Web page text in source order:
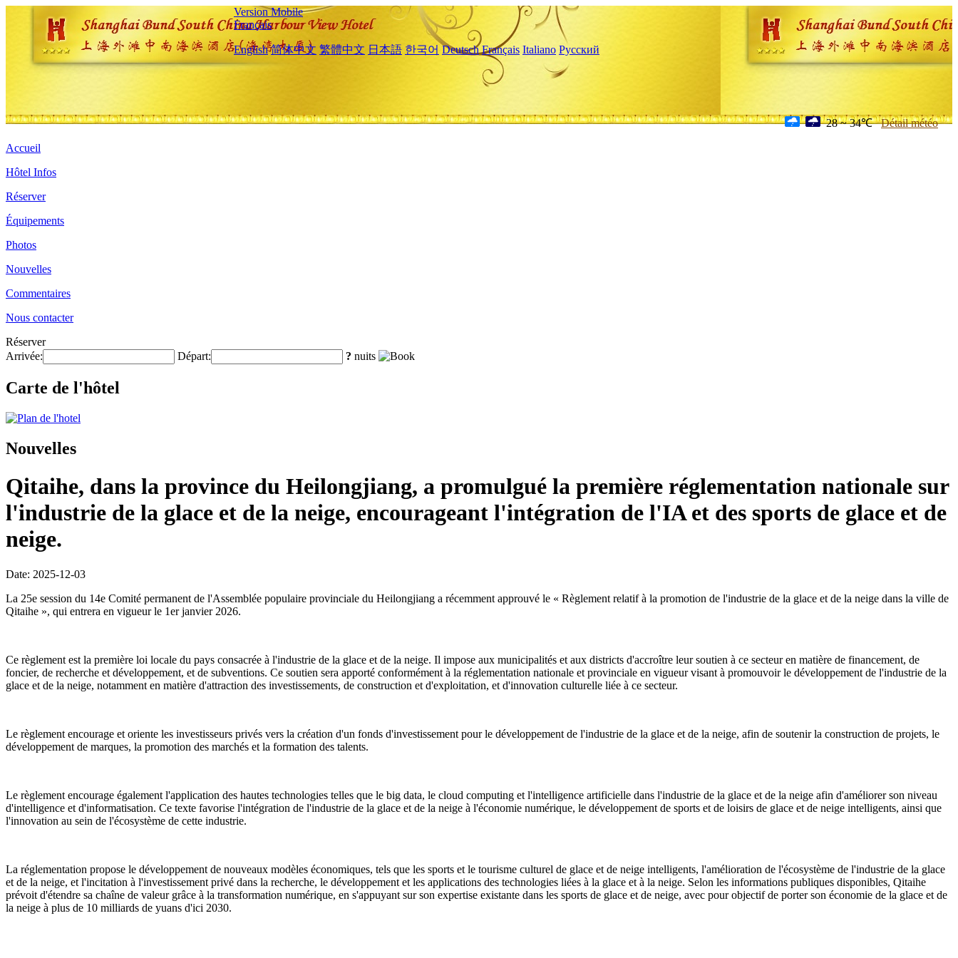
Version Mobile
Français
English 简体中文 繁體中文 日本語 한국어 Deutsch Français Italiano Русский
28 ~ 34℃ Détail météo
Accueil
Hôtel Infos
Réserver
Équipements
Photos
Nouvelles
Commentaires
Nous contacter
Réserver
Arrivée:
Départ: ? nuits
Carte de l'hôtel
Nouvelles
Qitaihe, dans la province du Heilongjiang, a promulgué la première réglementation nationale sur
l'industrie de la glace et de la neige, encourageant l'intégration de l'IA et des sports de glace et de
neige.
Date: 2025-12-03
La 25e session du 14e Comité permanent de l'Assemblée populaire provinciale du Heilongjiang a récemment approuvé le « Règlement relatif à la promotion de l'industrie de la glace et de la neige dans la ville de
Qitaihe », qui entrera en vigueur le 1er janvier 2026.
Ce règlement est la première loi locale du pays consacrée à l'industrie de la glace et de la neige. Il impose aux municipalités et aux districts d'accroître leur soutien à ce secteur en matière de financement, de
foncier, de recherche et développement, et de subventions. Ce soutien sera apporté conformément à la réglementation nationale et provinciale en vigueur visant à promouvoir le développement de l'industrie de la
glace et de la neige, notamment en matière d'attraction des investissements, de construction et d'exploitation, et d'innovation culturelle liée à ce secteur.
Le règlement encourage et oriente les investisseurs privés vers la création d'un fonds d'investissement pour le développement de l'industrie de la glace et de la neige, afin de soutenir la construction de projets, le
développement de marques, la promotion des marchés et la formation des talents.
Le règlement encourage également l'application des hautes technologies telles que le big data, le cloud computing et l'intelligence artificielle dans l'industrie de la glace et de la neige afin d'améliorer son niveau
d'intelligence et d'informatisation. Ce texte favorise l'intégration de l'industrie de la glace et de la neige à l'économie numérique, le développement de sports et de loisirs de glace et de neige intelligents, ainsi que
l'innovation au sein de l'écosystème de cette industrie.
La réglementation propose le développement de nouveaux modèles économiques, tels que les sports et le tourisme culturel de glace et de neige intelligents, l'amélioration de l'écosystème de l'industrie de la glace
et de la neige, et l'incitation à l'investissement privé dans la recherche, le développement et les applications des technologies liées à la glace et à la neige. Selon les informations publiques disponibles, Qitaihe
prévoit d'étendre sa chaîne de valeur grâce à la transformation numérique, en s'appuyant sur son expertise existante dans les sports de glace et de neige, avec pour objectif de porter son économie de la glace et de
la neige à plus de 10 milliards de yuans d'ici 2030.